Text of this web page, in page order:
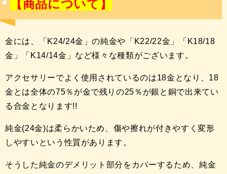
【商品について】
金には、「K24/24金」の純金や「K22/22金」「K18/18
金」「K14/14金」など様々な種類がございます。
アクセサリーでよく使用されているのは18金となり、18
金とは全体の75％が金で残りの25％が銀と銅で出来てい
る合金となります!!
純金(24金)は柔らかいため、傷や擦れが付きやすく変形
しやすいという性質があります。
そうした純金のデメリット部分をカバーするため、純金